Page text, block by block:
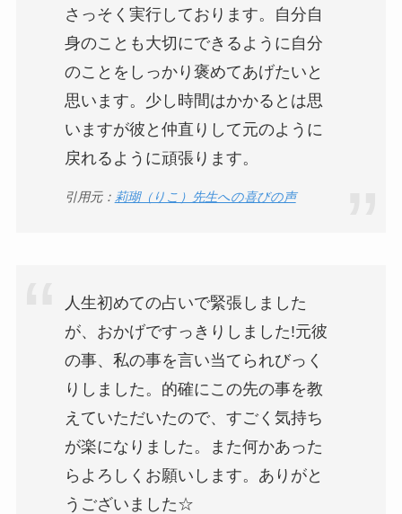
さっそく実行しております。自分自
身のことも大切にできるように自分
のことをしっかり褒めてあげたいと
思います。少し時間はかかるとは思
いますが彼と仲直りして元のように
戻れるように頑張ります。
引用元： 莉瑚（りこ）先生への喜びの声
人生初めての占いで緊張しました
が、おかげですっきりしました!元彼
の事、私の事を言い当てられびっく
りしました。的確にこの先の事を教
えていただいたので、すごく気持ち
が楽になりました。また何かあった
らよろしくお願いします。ありがと
うございました☆